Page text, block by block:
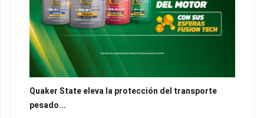
Quaker State eleva la protección del transporte
pesado...